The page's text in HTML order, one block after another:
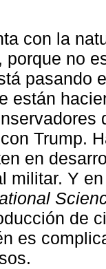
con la
porque no
pasando
están
Trump.
en
militar. Y
de
es